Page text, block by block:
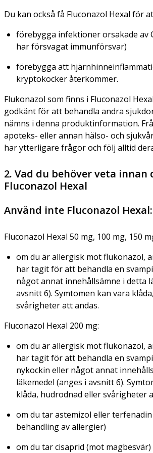
Du kan också få Fluconazol Hexal för
förebygga infektioner orsakade av
har försvagat immunförsvar)
förebygga att
kryptokocker återkommer.
Flukonazol som finns i Fluconazol
godkänt för att behandla andra
nämns i denna produktinformation.
apoteks- eller annan hälso- och
har ytterligare frågor och följ alltid
2. Vad du behöver veta innan
Fluconazol Hexal
Använd inte Fluconazol Hexal:
Fluconazol Hexal 50 mg, 100 mg, 150
om du är allergisk mot flukonazol,
har tagit för att behandla en
något annat innehållsämne i detta
avsnitt 6). Symtomen kan vara
svårigheter att andas.
Fluconazol Hexal 200 mg:
om du är allergisk mot flukonazol,
har tagit för att behandla en
nykockin eller något annat
läkemedel (anges i avsnitt 6).
klåda, hudrodnad eller svårigheter
om du tar astemizol eller
behandling av allergier)
om du tar cisaprid (mot magbesvär)